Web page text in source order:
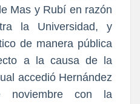
Mas y Rubí en razón
la Universidad, y
de manera pública
a la causa de la
accedió Hernández
con la